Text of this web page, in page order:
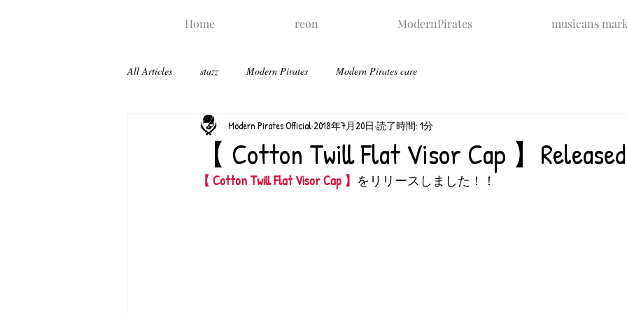
Home reon ModernPirates musicans
All Articles stazz Modern Pirates Modern Pirates care
【 Cotton Twill Flat Visor Cap 】
Modern Pirates Official 2018年7月20日 読了時間: 1分
【 Cotton Twill Flat Visor Cap 】 をリリースしました！！